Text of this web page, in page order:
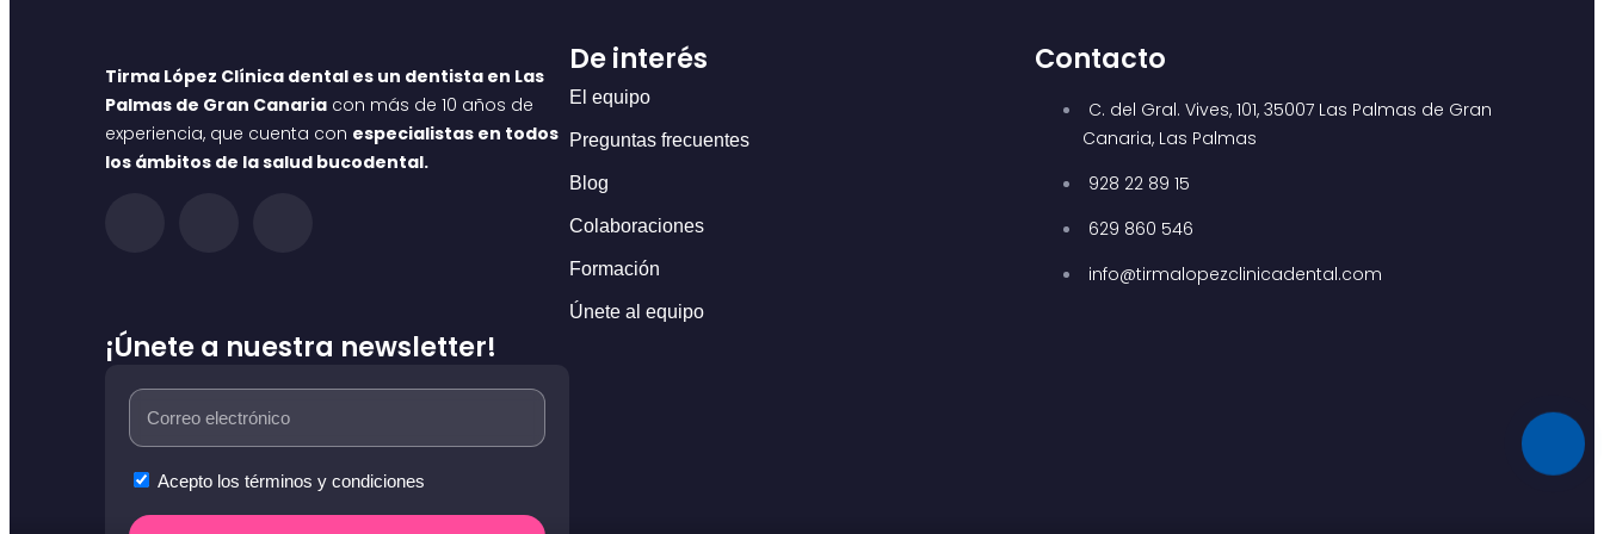
Tirma López Clínica dental es un dentista en Las
Palmas de Gran Canaria con más de 10 años de
experiencia, que cuenta con especialistas en todos
los ámbitos de la salud bucodental.
De interés
El equipo
Preguntas frecuentes
Blog
Colaboraciones
Formación
Únete al equipo
Contacto
C. del Gral. Vives, 101, 35007 Las Palmas de Gran
Canaria, Las Palmas
928 22 89 15
629 860 546
info@tirmalopezclinicadental.com
¡Únete a nuestra newsletter!
Acepto los términos y condiciones